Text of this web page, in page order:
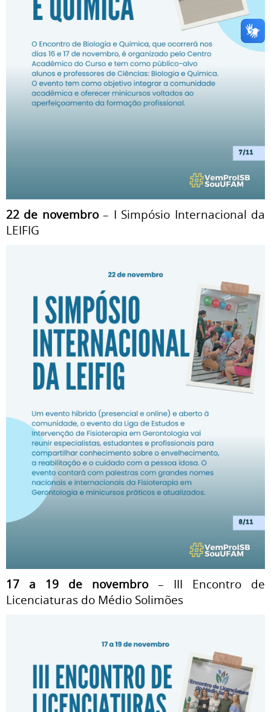
22 de novembro– I Simpósio Internacional da
LEIFIG
17 a 19 de novembro– III Encontro de
Licenciaturas do Médio Solimões